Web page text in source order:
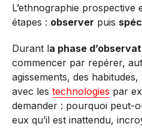
L’ethnographie prospective
étapes : observer puis
Durant la phase
commencer par repérer,
agissements, des
avec les technologies par
demander : pourquoi peut-
eux qu’il est inattendu,